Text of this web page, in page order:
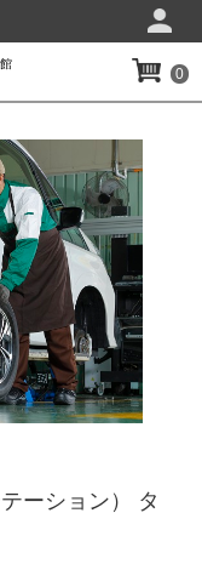
館
0
ーション） タ